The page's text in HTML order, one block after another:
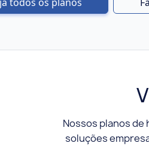
Nossos planos de
soluções